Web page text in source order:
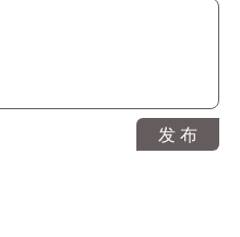
同的单词。
发 布